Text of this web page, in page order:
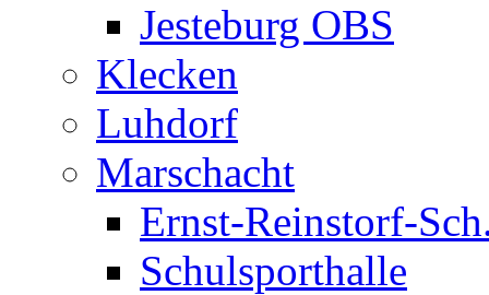
Jesteburg OBS
Klecken
Luhdorf
Marschacht
Ernst-Reinstorf-
Schulsporthalle